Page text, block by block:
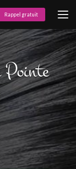
Rappel gratuit